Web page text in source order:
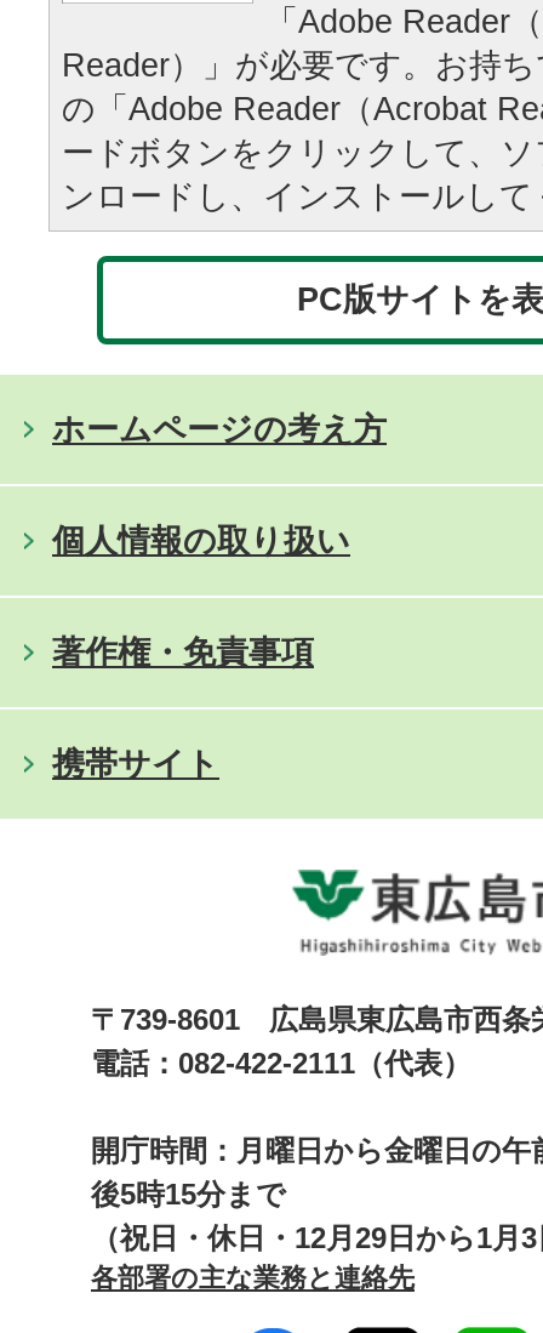
「Adobe Reader
Reader）」が必要です。お持
の「Adobe Reader（Acrobat
ードボタンをクリックして、
ンロードし、インストールし
PC版サイトを
ホームページの考え方
個人情報の取り扱い
著作権・免責事項
携帯サイト
〒739-8601 広島県東広島市西
電話：082-422-2111（代表）
開庁時間：月曜日から金曜日の午
後5時15分まで
（祝日・休日・12月29日から1月
各部署の主な業務と連絡先